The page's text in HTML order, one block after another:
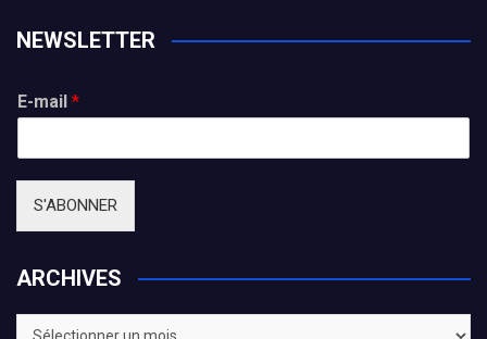
NEWSLETTER
E-mail *
S'ABONNER
ARCHIVES
ARCHIVES